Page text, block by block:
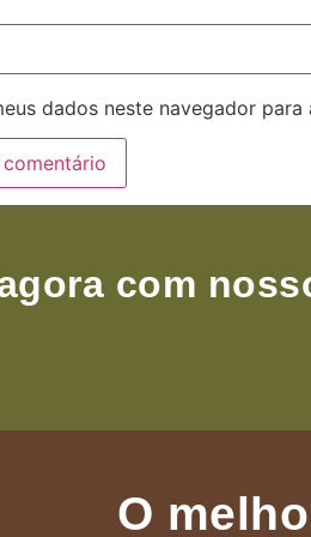
dados neste navegador
com
O